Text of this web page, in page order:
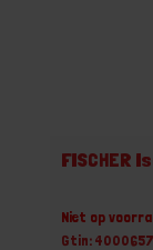
FISCHER
Niet op
Gtin: